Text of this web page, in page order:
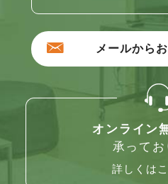
メールから
オンライン
承ってお
詳しくは